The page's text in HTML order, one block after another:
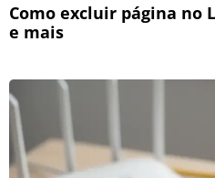
Como excluir página no
e mais